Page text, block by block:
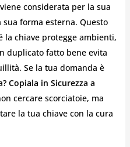
considerata per la sua
forma esterna. Questo
la chiave protegge ambienti,
duplicato fatto bene evita
Se la tua domanda è
Copiala in Sicurezza a
cercare scorciatoie, ma
la tua chiave con la cura